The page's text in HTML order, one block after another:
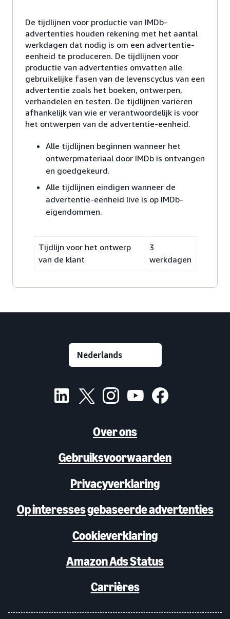
De tijdlijnen voor productie van IMDb-
advertenties houden rekening met het aantal
werkdagen dat nodig is om een advertentie-
eenheid te produceren. De tijdlijnen voor
productie van advertenties omvatten alle
gebruikelijke fasen van de levenscyclus van een
advertentie zoals het boeken, ontwerpen,
verhandelen en testen. De tijdlijnen variëren
afhankelijk van wie er verantwoordelijk is voor
het ontwerpen van de advertentie-eenheid.
Alle tijdlijnen beginnen wanneer het
ontwerpmateriaal door IMDb is ontvangen
en goedgekeurd.
Alle tijdlijnen eindigen wanneer de
advertentie-eenheid live is op IMDb-
eigendommen.
Tijdlijn voor het ontwerp
van de klant
3
werkdagen
Over ons
Gebruiksvoorwaarden
Privacyverklaring
Op interesses gebaseerde advertenties
Cookieverklaring
Amazon Ads Status
Carrières